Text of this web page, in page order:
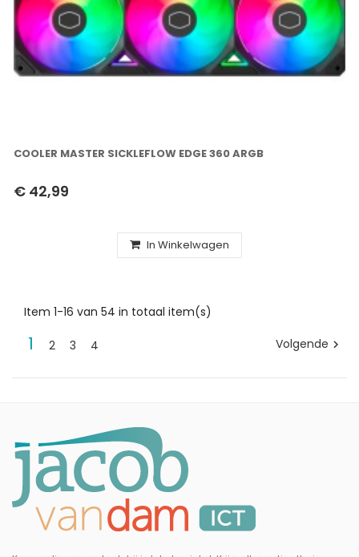
COOLER MASTER SICKLEFLOW EDGE 360 ARGB
€ 42,99
In Winkelwagen
Item 1-16 van 54 in totaal item(s)
1 2 3 4 Volgende 